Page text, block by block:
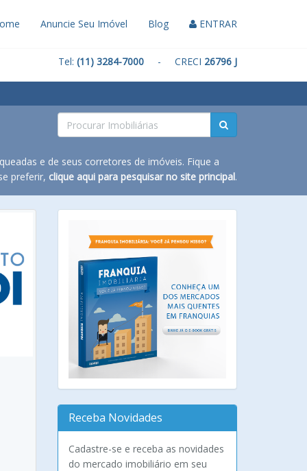
Anuncie Seu Imóvel Blog ENTRAR
Tel: (11) 3284-7000 - CRECI 26796 J
e de seus corretores de imóveis. Fique a
preferir, clique aqui para pesquisar no site principal.
Receba Novidades
Cadastre-se e receba as novidades
do mercado imobiliário em seu